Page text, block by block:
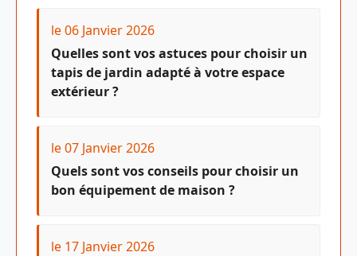
le 06 Janvier 2026
Quelles sont vos astuces pour choisir un
tapis de jardin adapté à votre espace
extérieur ?
le 07 Janvier 2026
Quels sont vos conseils pour choisir un
bon équipement de maison ?
le 17 Janvier 2026